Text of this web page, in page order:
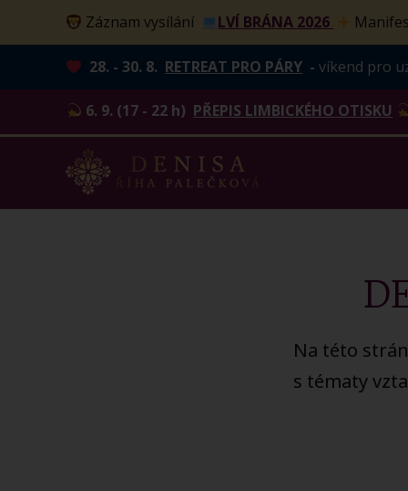
Záznam vysílání LVÍ BRÁNA 2026
28. - 30. 8. RETREAT PRO PÁRY -víkend pro
6. 9. (17 - 22 h) PŘEPIS LIMBICKÉHO OTISKU
Na této
s tématy